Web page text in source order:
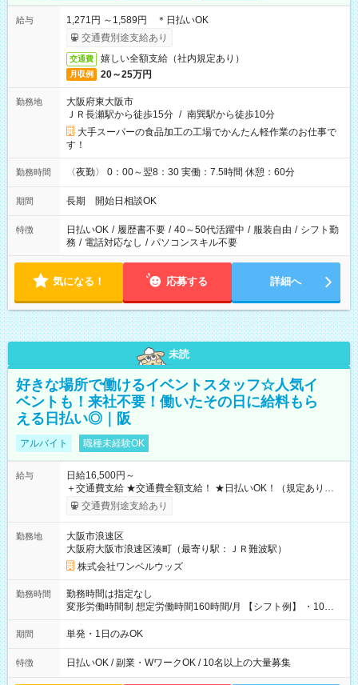
給与
1,271円 ～1,589円 ＊日払いOK
交通費別途支給あり
交通費 嬉しい全額支給（社内規定あり）
月収例 20～25万円
勤務地
大阪府東大阪市
ＪＲ長瀬駅から徒歩15分 / 南巽駅から徒歩10分
大手スーパーの食品加工の工場でかんたん軽作業のお仕事で
す！
勤務時間 〈夜勤〉 0：00～翌8：30 実働：7.5時間 休憩：60分
期間 長期 開始日相談OK
特徴 日払いOK / 履歴書不要 / 40～50代活躍中 / 服装自由 / シフト勤
務 / 電話対応なし / パソコンスキル不要
気になる！ 応募する 詳細へ
未読
好きな場所で働けるイベントスタッフ☆人気イ
ベントも！来社不要！働いたその日に給料もら
える日払い◎｜阪
アルバイト 職種未経験OK
給与
日給16,500円～
＋交通費支給 ★交通費全額支給！ ★日払いOK！（規定あり） ┗
働いたその日に現金GET♪ お仕事後はコンビニATMから 日払
交通費別途支給あり
勤務地
大阪市浪速区
大阪府大阪市浪速区湊町（最寄り駅：ＪＲ難波駅）
株式会社ワンベルウッズ
勤務時間
勤務時間は指定なし
変形労働時間制 想定労働時間160時間/月 【シフト例】 ・10：
00～20：00
期間 単発・1日のみOK
特徴 日払いOK / 副業・WワークOK / 10名以上の大量募集